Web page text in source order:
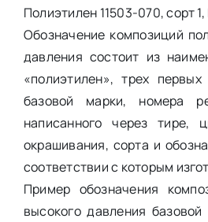
Полиэтилен 11503-070, сорт
Обозначение композиций
давления состоит из
«полиэтилен», трех
базовой марки, номера
написанного через тире,
окрашивания, сорта и
соответствии с которым
Пример обозначения
высокого давления